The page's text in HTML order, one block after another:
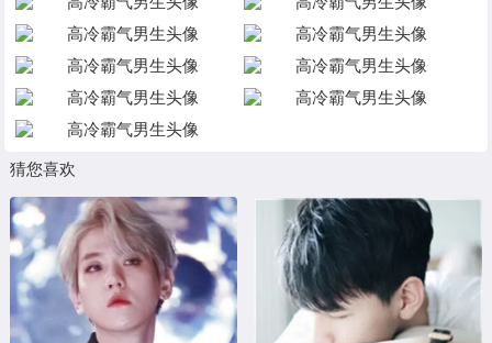
女生头像
美女头像
男生头像
明星头像
卡通动漫
黑白头像
其他头像
猜您喜欢